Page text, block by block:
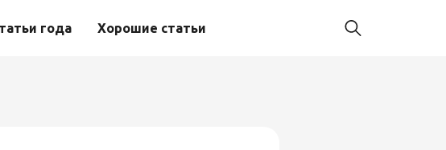
года Хорошие статьи